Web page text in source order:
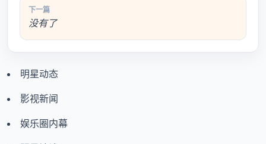
下一篇
没有了
明星动态
影视新闻
娱乐圈内幕